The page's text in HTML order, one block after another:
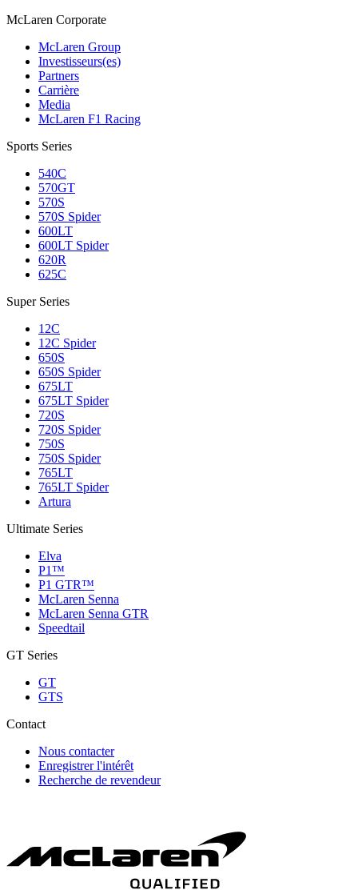
McLaren Corporate
McLaren Group
Investisseurs(es)
Partners
Carrière
Media
McLaren F1 Racing
Sports Series
540C
570GT
570S
570S Spider
600LT
600LT Spider
620R
625C
Super Series
12C
12C Spider
650S
650S Spider
675LT
675LT Spider
720S
720S Spider
750S
750S Spider
765LT
765LT Spider
Artura
Ultimate Series
Elva
P1™
P1 GTR™
McLaren Senna
McLaren Senna GTR
Speedtail
GT Series
GT
GTS
Contact
Nous contacter
Enregistrer l'intérêt
Recherche de revendeur